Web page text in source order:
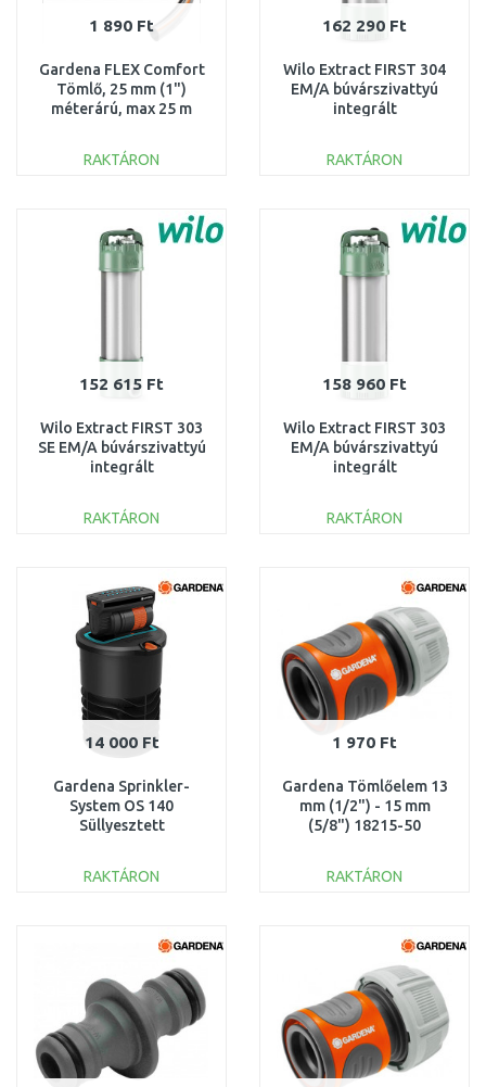
1 890 Ft
Gardena FLEX Comfort
Tömlő, 25 mm (1")
méterárú, max 25 m
RAKTÁRON
Összehasonlítás
162 290 Ft
Wilo Extract FIRST 304
EM/A búvárszivattyú
integrált
6093856
RAKTÁRON
Összehasonlítás
152 615 Ft
Wilo Extract FIRST 303
SE EM/A búvárszivattyú
integrált
6093857
RAKTÁRON
Összehasonlítás
158 960 Ft
Wilo Extract FIRST 303
EM/A búvárszivattyú
integrált
6093855
RAKTÁRON
Összehasonlítás
14 000 Ft
Gardena Sprinkler-
System OS 140
Süllyesztett
8223-20
RAKTÁRON
Összehasonlítás
1 970 Ft
Gardena Tömlőelem 13
mm (1/2") - 15 mm
(5/8") 18215-50
RAKTÁRON
Összehasonlítás